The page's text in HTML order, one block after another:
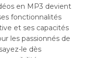
en MP3 devient
fonctionnalités
et ses capacités
les passionnés de
le dès